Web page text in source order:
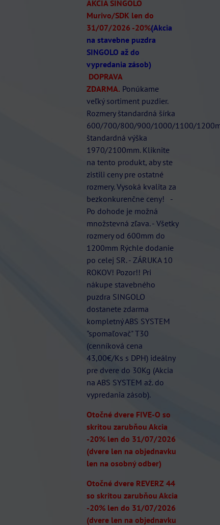
AKCIA SINGOLO
Murivo/SDK len do
31/07/2026 -20%(Akcia
na stavebne puzdra
SINGOLO až do
vypredania zásob)
DOPRAVA
ZDARMA. Ponúkame
veľký sortiment puzdier.
Rozmery štandardná šírka
600/700/800/900/1000/1100/
štandardná výška
1970/2100mm. Kliknite
na tento produkt, aby ste
zistili ceny pre ostatné
rozmery. Vysoká kvalita za
bezkonkurenčne ceny! -
Po dohode je možná
množstevná zľava. - Všetky
rozmery od 600mm do
1200mm Rýchle dodanie
po celej SR. - ZÁRUKA 10
ROKOV! Pozor!! Pri
nákupe stavebného
puzdra SINGOLO
dostanete zdarma
kompletný ABS SYSTEM
"spomaľovač" T30
(cenníková cena
43,00€/Ks s DPH) ideálny
pre dvere do 30Kg (Akcia
na ABS SYSTEM až. do
vypredania zásob).
Otočné dvere FIVE-O so
skritou zarubňou Akcia
-20% len do 31/07/2026
(dvere len na objednavku
len na osobný odber)
Otočné dvere REVERZ 44
so skritou zarubňou Akcia
-20% len do 31/07/2026
(dvere len na objednavku